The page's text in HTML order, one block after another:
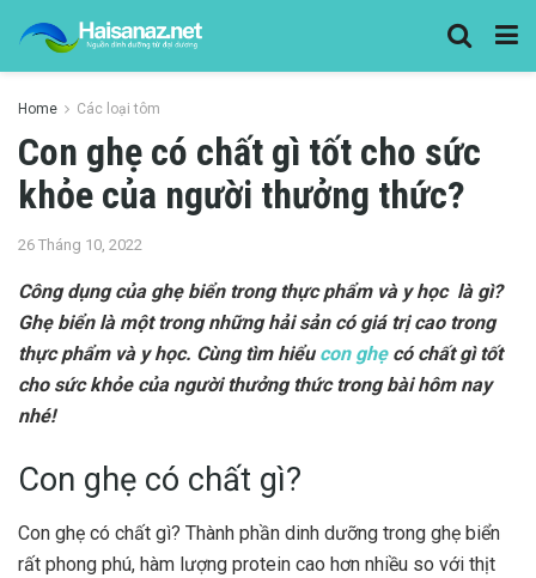
Home Các loại tôm
Con ghẹ có chất gì tốt cho sức
khỏe của người thưởng thức?
26 Tháng 10, 2022
Công dụng của ghẹ biển trong thực phẩm và y học là gì?
Ghẹ biển là một trong những hải sản có giá trị cao trong
thực phẩm và y học. Cùng tìm hiểu con ghẹcó chất gì tốt
cho sức khỏe của người thưởng thức trong bài hôm nay
nhé!
Con ghẹ có chất gì?
Con ghẹ có chất gì? Thành phần dinh dưỡng trong ghẹ biển
rất phong phú, hàm lượng protein cao hơn nhiều so với thịt